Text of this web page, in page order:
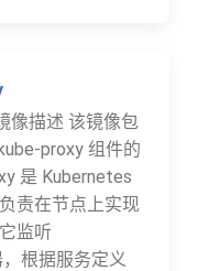
像描述 该镜像包
proxy 组件的
是 Kubernetes
责在节点上实现
监听
根据服务定义